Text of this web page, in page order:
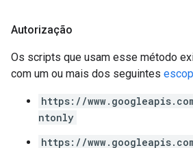
Autorização
Os scripts que usam esse método
com um ou mais dos seguintes
https://
ntonly
https://